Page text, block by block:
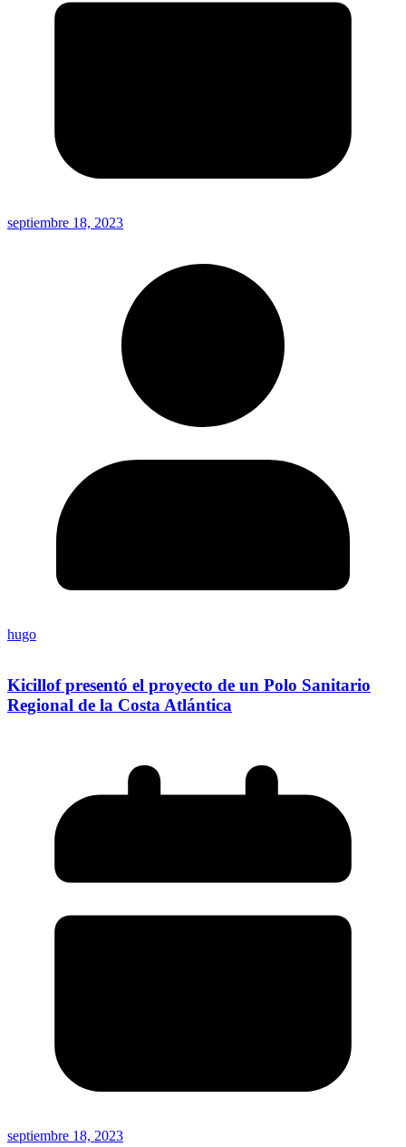
septiembre 18, 2023
hugo
Kicillof presentó el proyecto de un Polo Sanitario
Regional de la Costa Atlántica
septiembre 18, 2023